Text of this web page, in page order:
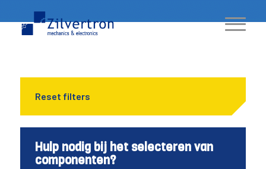
Reset filters
Hulp nodig bij het selecteren van
componenten?